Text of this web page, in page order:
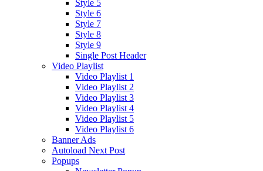
Style 5
Style 6
Style 7
Style 8
Style 9
Single Post Header
Video Playlist
Video Playlist 1
Video Playlist 2
Video Playlist 3
Video Playlist 4
Video Playlist 5
Video Playlist 6
Banner Ads
Autoload Next Post
Popups